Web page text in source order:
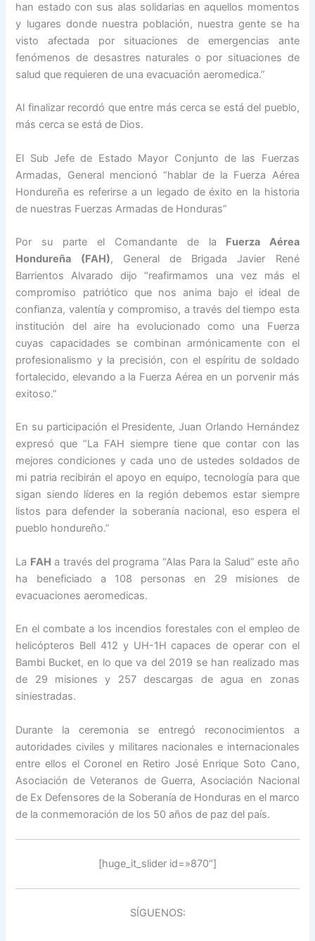
han estado con sus alas solidarias en aquellos momentos
y lugares donde nuestra población, nuestra gente se ha
visto afectada por situaciones de emergencias ante
fenómenos de desastres naturales o por situaciones de
salud que requieren de una evacuación aeromedica.”
Al finalizar recordó que entre más cerca se está del pueblo,
más cerca se está de Dios.
El Sub Jefe de Estado Mayor Conjunto de las Fuerzas
Armadas, General mencionó “hablar de la Fuerza Aérea
Hondureña es referirse a un legado de éxito en la historia
de nuestras Fuerzas Armadas de Honduras”
Por su parte el Comandante de la Fuerza Aérea
Hondureña (FAH), General de Brigada Javier René
Barrientos Alvarado dijo “reafirmamos una vez más el
compromiso patriótico que nos anima bajo el ideal de
confianza, valentía y compromiso, a través del tiempo esta
institución del aire ha evolucionado como una Fuerza
cuyas capacidades se combinan armónicamente con el
profesionalismo y la precisión, con el espíritu de soldado
fortalecido, elevando a la Fuerza Aérea en un porvenir más
exitoso.”
En su participación el Presidente, Juan Orlando Hernández
expresó que “La FAH siempre tiene que contar con las
mejores condiciones y cada uno de ustedes soldados de
mi patria recibirán el apoyo en equipo, tecnología para que
sigan siendo líderes en la región debemos estar siempre
listos para defender la soberanía nacional, eso espera el
pueblo hondureño.”
La FAH a través del programa “Alas Para la Salud” este año
ha beneficiado a 108 personas en 29 misiones de
evacuaciones aeromedicas.
En el combate a los incendios forestales con el empleo de
helicópteros Bell 412 y UH-1H capaces de operar con el
Bambi Bucket, en lo que va del 2019 se han realizado mas
de 29 misiones y 257 descargas de agua en zonas
siniestradas.
Durante la ceremonia se entregó reconocimientos a
autoridades civiles y militares nacionales e internacionales
entre ellos el Coronel en Retiro José Enrique Soto Cano,
Asociación de Veteranos de Guerra, Asociación Nacional
de Ex Defensores de la Soberanía de Honduras en el marco
de la conmemoración de los 50 años de paz del país.
[huge_it_slider id=»870″]
SÍGUENOS: